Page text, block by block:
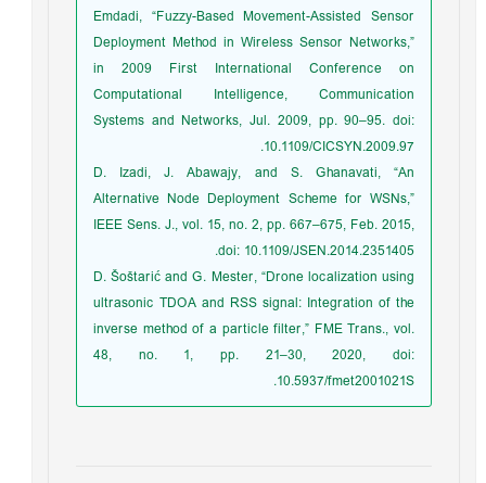
Emdadi, “Fuzzy-Based Movement-Assisted Sensor
Deployment Method in Wireless Sensor Networks,”
in 2009 First International Conference on
Computational Intelligence, Communication
Systems and Networks, Jul. 2009, pp. 90–95. doi:
10.1109/CICSYN.2009.97.
D. Izadi, J. Abawajy, and S. Ghanavati, “An
Alternative Node Deployment Scheme for WSNs,”
IEEE Sens. J., vol. 15, no. 2, pp. 667–675, Feb. 2015,
doi: 10.1109/JSEN.2014.2351405.
D. Šoštarić and G. Mester, “Drone localization using
ultrasonic TDOA and RSS signal: Integration of the
inverse method of a particle filter,” FME Trans., vol.
48, no. 1, pp. 21–30, 2020, doi:
10.5937/fmet2001021S.